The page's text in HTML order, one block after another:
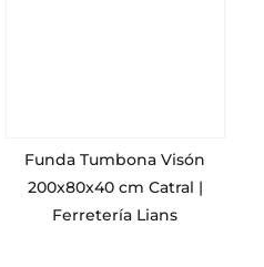
Funda Tumbona Visón
200x80x40 cm Catral |
Ferretería Lians